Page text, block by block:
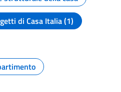
di Casa Italia (1)